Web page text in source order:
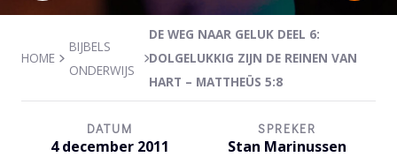
HOME
BIJBELS
ONDERWIJS
DE WEG NAAR GELUK DEEL 6:
DOLGELUKKIG ZIJN DE REINEN VAN
HART – MATTHEÜS 5:8
DATUM
4 december 2011
SPREKER
Stan Marinussen